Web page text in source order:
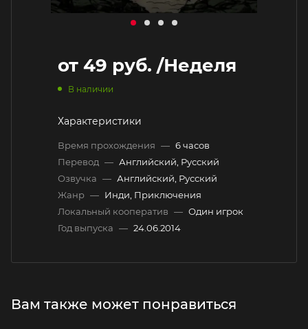
от 49 руб. /Неделя
В наличии
Характеристики
Время прохождения — 6 часов
Перевод — Английский, Русский
Озвучка — Английский, Русский
Жанр — Инди, Приключения
Локальный кооператив — Один игрок
Год выпуска — 24.06.2014
Вам также может понравиться